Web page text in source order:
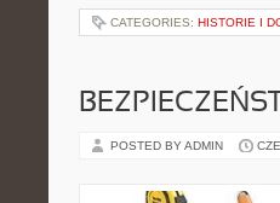
CATEGORIES: HISTORIE I
POSTED BY ADMIN